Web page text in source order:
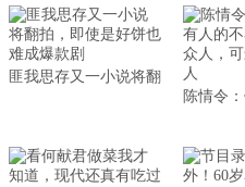
匪我思存又一小说将翻
陈情令